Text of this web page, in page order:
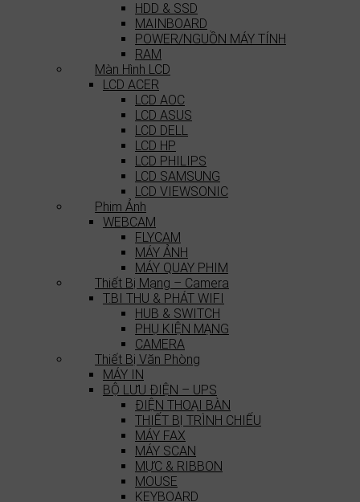
HDD & SSD
MAINBOARD
POWER/NGUỒN MÁY TÍNH
RAM
Màn Hình LCD
LCD ACER
LCD AOC
LCD ASUS
LCD DELL
LCD HP
LCD PHILIPS
LCD SAMSUNG
LCD VIEWSONIC
Phim Ảnh
WEBCAM
FLYCAM
MÁY ẢNH
MÁY QUAY PHIM
Thiết Bị Mạng – Camera
T.BI THU & PHÁT WIFI
HUB & SWITCH
PHỤ KIỆN MẠNG
CAMERA
Thiết Bị Văn Phòng
MÁY IN
BỘ LƯU ĐIỆN – UPS
ĐIỆN THOẠI BÀN
THIẾT BỊ TRÌNH CHIẾU
MÁY FAX
MÁY SCAN
MỰC & RIBBON
MOUSE
KEYBOARD